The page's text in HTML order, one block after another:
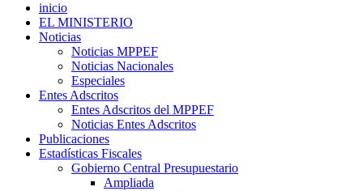
inicio
EL MINISTERIO
Noticias
Noticias MPPEF
Noticias Nacionales
Especiales
Entes Adscritos
Entes Adscritos del MPPEF
Noticias Entes Adscritos
Publicaciones
Estadísticas Fiscales
Gobierno Central Presupuestario
Ampliada